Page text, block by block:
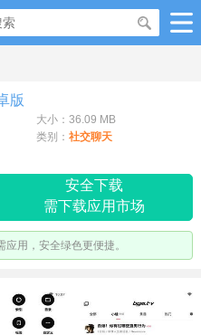
版
大小：36.09 MB
类别： 社交聊天
安全下载
需下载应用市场
用，安全绿色更便捷。